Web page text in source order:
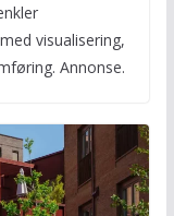
visualisering,
Annonse.